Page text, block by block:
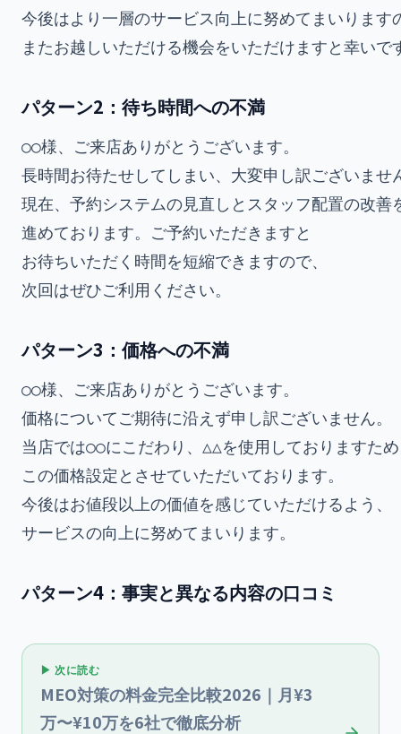
今後はより一層のサービス向上に努めてまいります
パターン2：待ち時間への不満
○○様、ご来店ありがとうございます。
長時間お待たせしてしまい、大変申し訳ございませ
現在、予約システムの見直しとスタッフ配置の改善
進めております。ご予約いただきますと
お待ちいただく時間を短縮できますので、
パターン3：価格への不満
○○様、ご来店ありがとうございます。
価格についてご期待に沿えず申し訳ございません。
当店では○○にこだわり、△△を使用しておりますた
この価格設定とさせていただいております。
今後はお値段以上の価値を感じていただけるよう、
パターン4：事実と異なる内容の口コミ
▶ 次に読む
MEO対策の料金完全比較2026｜月¥3
万〜¥10万を6社で徹底分析